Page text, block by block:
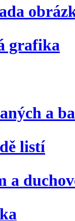
grafika
a
listí
a